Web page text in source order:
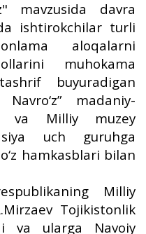
mavzusida davra
ishtirokchilar turli
aloqalarni
muhokama
buyuradigan
madaniy-
va Milliy muzey
uch guruhga
hamkasblari bilan
Milliy
Tojikistonlik
va ularga Navoiy